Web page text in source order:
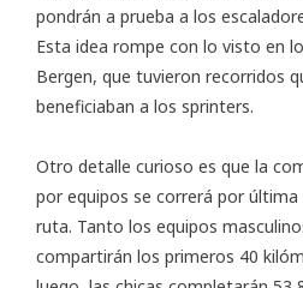
pondrán a prueba a los
Esta idea rompe con lo visto en
Bergen, que tuvieron recorridos
beneficiaban a los sprinters.
Otro detalle curioso es que la
por equipos se correrá por última
ruta. Tanto los equipos
compartirán los primeros 40